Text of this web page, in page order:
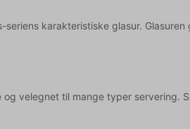
karakteristiske glasur.
velegnet til mange typer servering.